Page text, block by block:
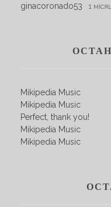
ginacoronado53 1
Mikipedia Music
Mikipedia Music
Perfect, thank you!
Mikipedia Music
Mikipedia Music